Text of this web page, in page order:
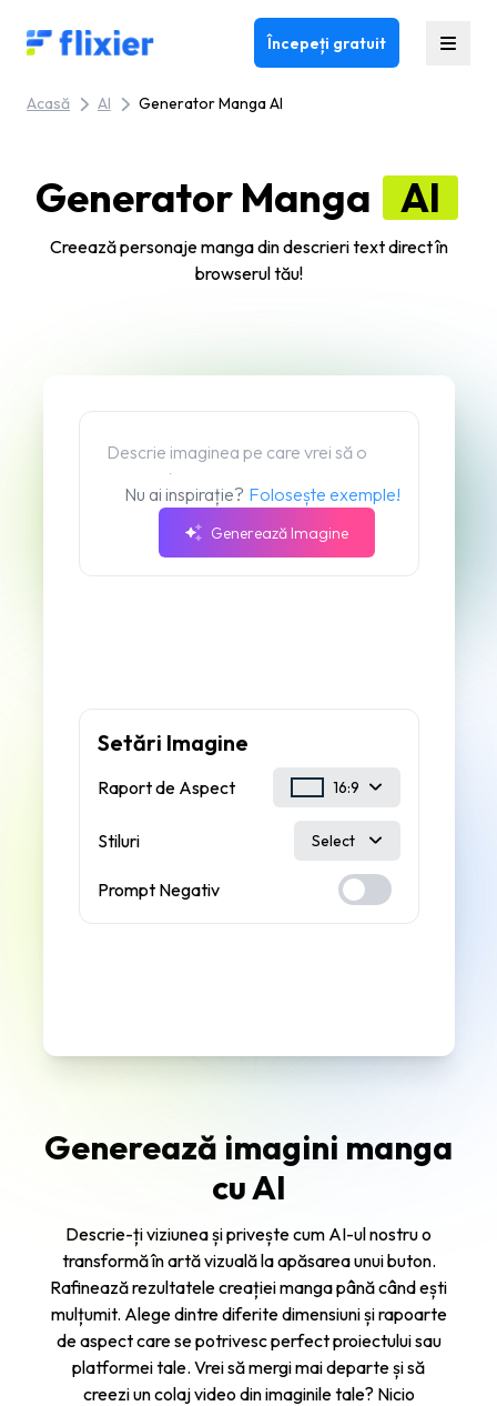
Flixier logo - Home Începeți gratuit
Acasă AI Generator Manga AI
Generator Manga AI
Creează personaje manga din descrieri text direct în
browserul tău!
Nu ai inspirație? Folosește exemple!
Generează Imagine
Setări Imagine
Raport de Aspect 16:9
Stiluri Select
Prompt Negativ
Generează imagini manga
cu AI
Descrie-ți viziunea și privește cum AI-ul nostru o
transformă în artă vizuală la apăsarea unui buton.
Rafinează rezultatele creației manga până când ești
mulțumit. Alege dintre diferite dimensiuni și rapoarte
de aspect care se potrivesc perfect proiectului sau
platformei tale. Vrei să mergi mai departe și să
creezi un colaj video din imaginile tale? Nicio